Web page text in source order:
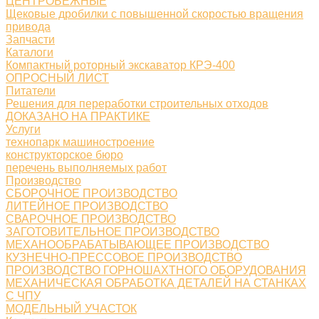
Щековые дробилки с повышенной скоростью вращения
привода
Запчасти
Каталоги
Компактный роторный экскаватор КРЭ-400
ОПРОСНЫЙ ЛИСТ
Питатели
Решения для переработки строительных отходов
ДОКАЗАНО НА ПРАКТИКЕ
Услуги
технопарк машиностроение
конструкторское бюро
перечень выполняемых работ
Производство
СБОРОЧНОЕ ПРОИЗВОДСТВО
ЛИТЕЙНОЕ ПРОИЗВОДСТВО
СВАРОЧНОЕ ПРОИЗВОДСТВО
ЗАГОТОВИТЕЛЬНОЕ ПРОИЗВОДСТВО
МЕХАНООБРАБАТЫВАЮЩЕЕ ПРОИЗВОДСТВО
КУЗНЕЧНО-ПРЕССОВОЕ ПРОИЗВОДСТВО
ПРОИЗВОДСТВО ГОРНОШАХТНОГО ОБОРУДОВАНИЯ
МЕХАНИЧЕСКАЯ ОБРАБОТКА ДЕТАЛЕЙ НА СТАНКАХ
С ЧПУ
МОДЕЛЬНЫЙ УЧАСТОК